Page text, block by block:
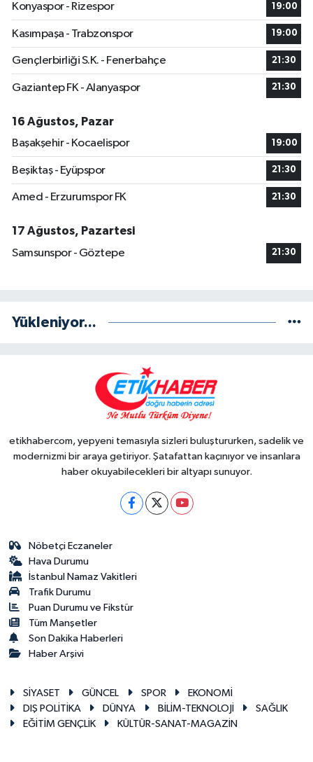
Konyaspor - Rizespor
19:00
Kasımpaşa - Trabzonspor 19:00
Gençlerbirliği S.K. - Fenerbahçe 21:30
Gaziantep FK - Alanyaspor 21:30
16 Ağustos, Pazar
Başakşehir - Kocaelispor
19:00
Beşiktaş - Eyüpspor 21:30
Amed - Erzurumspor FK 21:30
17 Ağustos, Pazartesi
Samsunspor - Göztepe
21:30
Yükleniyor...
etikhabercom, yepyeni temasıyla sizleri buluştururken, sadelik ve
modernizmi bir araya getiriyor. Şatafattan kaçınıyor ve insanlara
haber okuyabilecekleri bir altyapı sunuyor.
Nöbetçi Eczaneler
Hava Durumu
İstanbul Namaz Vakitleri
Trafik Durumu
Puan Durumu ve Fikstür
Tüm Manşetler
Son Dakika Haberleri
Haber Arşivi
SİYASET GÜNCEL SPOR
EKONOMİ
DIŞ POLİTİKA
DÜNYA BİLİM-TEKNOLOJİ
SAĞLIK
EĞİTİM GENÇLİK
KÜLTÜR-SANAT-MAGAZİN